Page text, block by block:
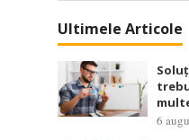
Ultimele Articole
6